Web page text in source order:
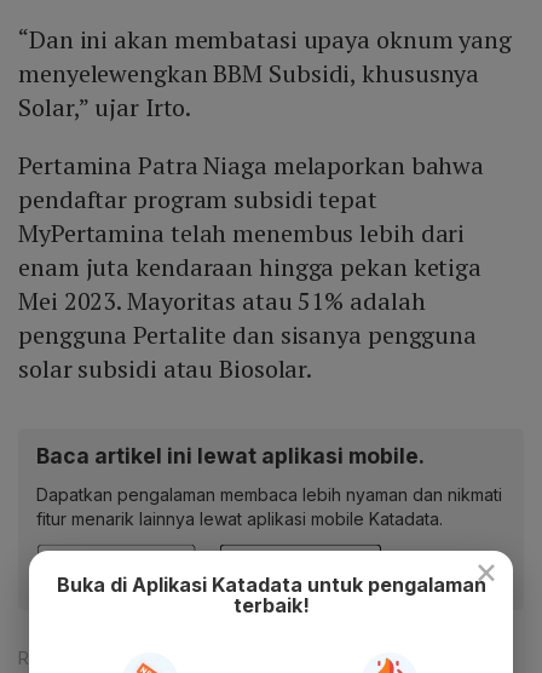
“Dan ini akan membatasi upaya oknum yang
menyelewengkan BBM Subsidi, khususnya
Solar,” ujar Irto.
Pertamina Patra Niaga melaporkan bahwa
pendaftar program subsidi tepat
MyPertamina telah menembus lebih dari
enam juta kendaraan hingga pekan ketiga
Mei 2023. Mayoritas atau 51% adalah
pengguna Pertalite dan sisanya pengguna
solar subsidi atau Biosolar.
Baca artikel ini lewat aplikasi mobile.
Dapatkan pengalaman membaca lebih nyaman dan nikmati
fitur menarik lainnya lewat aplikasi mobile Katadata.
Reporter:
Muhamad Fajar Riyandanu
×
Buka di Aplikasi Katadata untuk pengalaman
terbaik!